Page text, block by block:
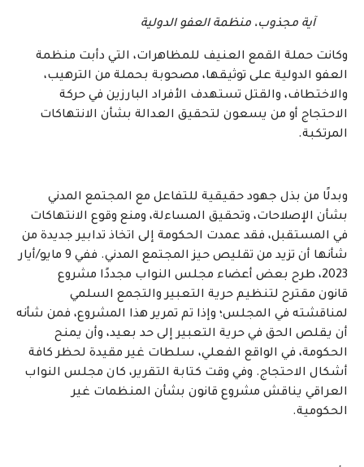
آية مجذوب، منظمة العفو الدولية
وكانت حملة القمع العنيف للمظاهرات، التي دأبت منظمة
العفو الدولية على توثيقها، مصحوبة بحملة من الترهيب،
والاختطاف، والقتل تستهدف الأفراد البارزين في حركة
الاحتجاج أو من يسعون لتحقيق العدالة بشأن الانتهاكات
المرتكبة.
وبدلًا من بذل جهود حقيقية للتفاعل مع المجتمع المدني
بشأن الإصلاحات، وتحقيق المساءلة، ومنع وقوع الانتهاكات
في المستقبل، فقد عمدت الحكومة إلى اتخاذ تدابير جديدة من
شأنها أن تزيد من تقليص حيز المجتمع المدني. ففي 9 مايو/أيار
2023، طرح بعض أعضاء مجلس النواب مجددًا مشروع
قانون مقترح لتنظيم حرية التعبير والتجمع السلمي
لمناقشته في المجلس؛ وإذا تم تمرير هذا المشروع، فمن شأنه
أن يقلص الحق في حرية التعبير إلى حد بعيد، وأن يمنح
الحكومة، في الواقع الفعلي، سلطات غير مقيدة لحظر كافة
أشكال الاحتجاج. وفي وقت كتابة التقرير، كان مجلس النواب
العراقي يناقش مشروع قانون بشأن المنظمات غير
الحكومية.